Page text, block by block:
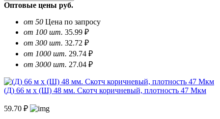
Оптовые цены руб.
от 50 Цена по запросу
от 100 шт. 35.99 ₽
от 300 шт. 32.72 ₽
от 1000 шт. 29.74 ₽
от 3000 шт. 27.04 ₽
(Д) 66 м х (Ш) 48 мм. Скотч коричневый, плотность 47 Мкм
59.70 ₽